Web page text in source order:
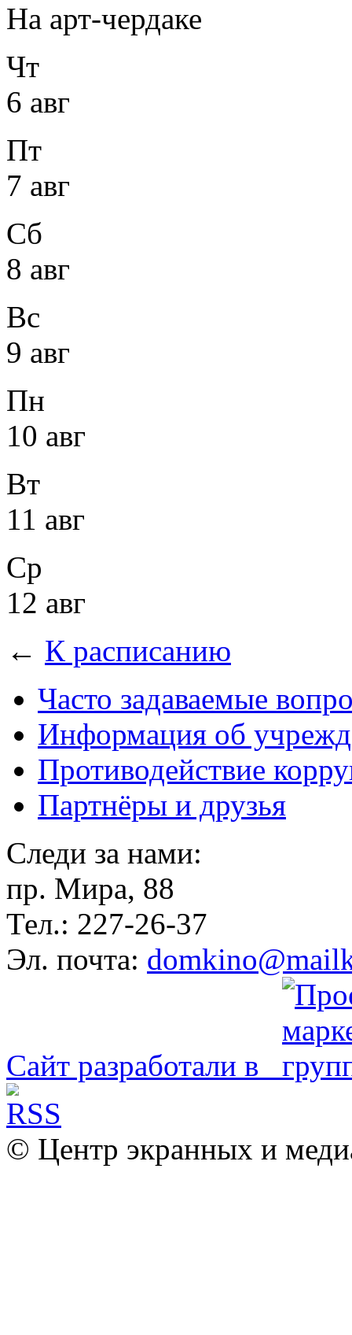
На арт-чердаке
Чт
6 авг
Пт
7 авг
Сб
8 авг
Вс
9 авг
Пн
10 авг
Вт
11 авг
Ср
12 авг
← К расписанию
Часто задаваемые
Информация об
Противодействие
Партнёры и друзья
Следи за нами:
пр. Мира, 88
Тел.: 227-26-37
Эл. почта:
Сайт разработали в
© Центр экранных и